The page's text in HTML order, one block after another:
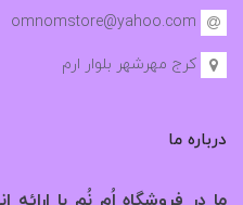
omnomstore@yahoo.com
کرج مهرشهر بلوار ارم
درباره ما